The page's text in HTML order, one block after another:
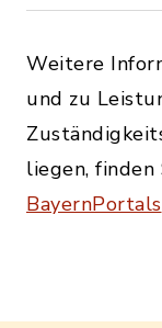
Weitere
und zu
liegen, finden
BayernPortals